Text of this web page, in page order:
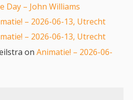
Day – John Williams
– 2026-06-13, Utrecht
– 2026-06-13, Utrecht
onAnimatie! – 2026-06-